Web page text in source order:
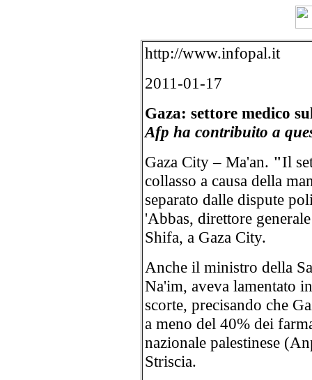
http://www.infopal.it
2011-01-17
Gaza: settore medico
Afp ha contribuito a
Gaza City – Ma'an. "Il
collasso a causa della
separato dalle dispute
'Abbas, direttore
Shifa, a Gaza City.
Anche il ministro della
Na'im, aveva lamentato
scorte, precisando che
a meno del 40% dei
nazionale palestinese
Striscia.